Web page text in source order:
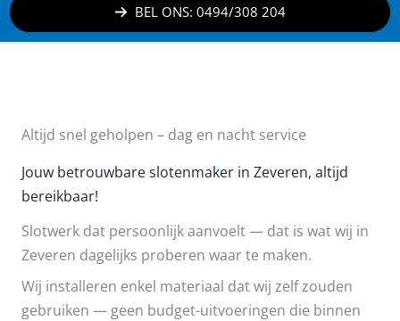
BEL ONS: 0494/308 204
Altijd snel geholpen – dag en nacht service
Jouw betrouwbare slotenmaker in Zeveren, altijd
bereikbaar!
Slotwerk dat persoonlijk aanvoelt — dat is wat wij in
Zeveren dagelijks proberen waar te maken.
Wij installeren enkel materiaal dat wij zelf zouden
gebruiken — geen budget-uitvoeringen die binnen